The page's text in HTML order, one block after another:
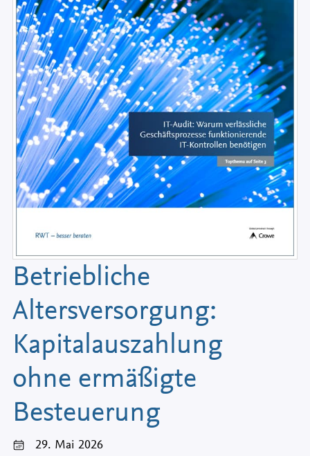
Betriebliche
Altersversorgung:
Kapitalauszahlung
ohne ermäßigte
Besteuerung
29. Mai 2026